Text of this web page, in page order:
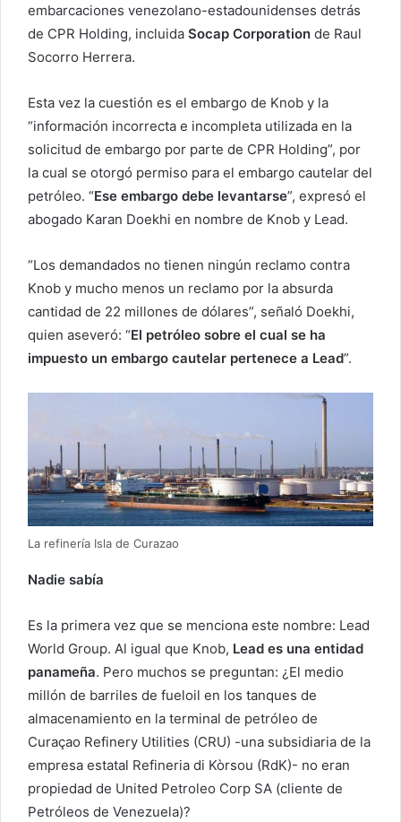
embarcaciones venezolano-estadounidenses detrás
de CPR Holding, incluida Socap Corporation de Raul
Socorro Herrera.
Esta vez la cuestión es el embargo de Knob y la
“información incorrecta e incompleta utilizada en la
solicitud de embargo por parte de CPR Holding”, por
la cual se otorgó permiso para el embargo cautelar del
petróleo. “Ese embargo debe levantarse”, expresó el
abogado Karan Doekhi en nombre de Knob y Lead.
“Los demandados no tienen ningún reclamo contra
Knob y mucho menos un reclamo por la absurda
cantidad de 22 millones de dólares”, señaló Doekhi,
quien aseveró: “El petróleo sobre el cual se ha
impuesto un embargo cautelar pertenece a Lead”.
La refinería Isla de Curazao
Nadie sabía
Es la primera vez que se menciona este nombre: Lead
World Group. Al igual que Knob, Lead es una entidad
panameña. Pero muchos se preguntan: ¿El medio
millón de barriles de fueloil en los tanques de
almacenamiento en la terminal de petróleo de
Curaçao Refinery Utilities (CRU) -una subsidiaria de la
empresa estatal Refineria di Kòrsou (RdK)- no eran
propiedad de United Petroleo Corp SA (cliente de
Petróleos de Venezuela)?